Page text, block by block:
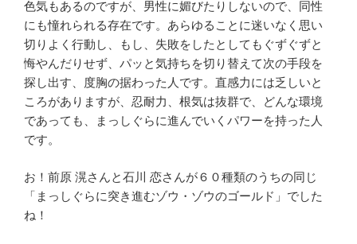
色気もあるのですが、男性に媚びたりしないので、同性
にも憧れられる存在です。あらゆることに迷いなく思い
切りよく行動し、もし、失敗をしたとしてもぐずぐずと
悔やんだりせず、パッと気持ちを切り替えて次の手段を
探し出す、度胸の据わった人です。直感力には乏しいと
ころがありますが、忍耐力、根気は抜群で、どんな環境
であっても、まっしぐらに進んでいくパワーを持った人
です。
お！前原 滉さんと石川 恋さんが６０種類のうちの同じ
「まっしぐらに突き進むゾウ・ゾウのゴールド」でした
ね！